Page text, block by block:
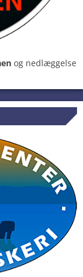
og nedlæggelse